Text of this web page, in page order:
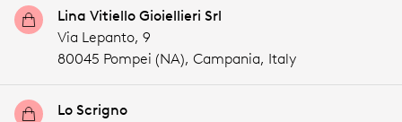
Lina Vitiello Gioiellieri Srl
Via Lepanto, 9
80045 Pompei (NA), Campania, Italy
Lo Scrigno